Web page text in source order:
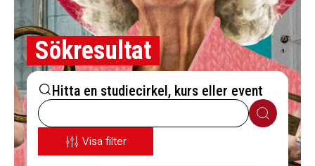
Sökresultat
Hitta en studiecirkel, kurs eller event
Sök
Visa filter